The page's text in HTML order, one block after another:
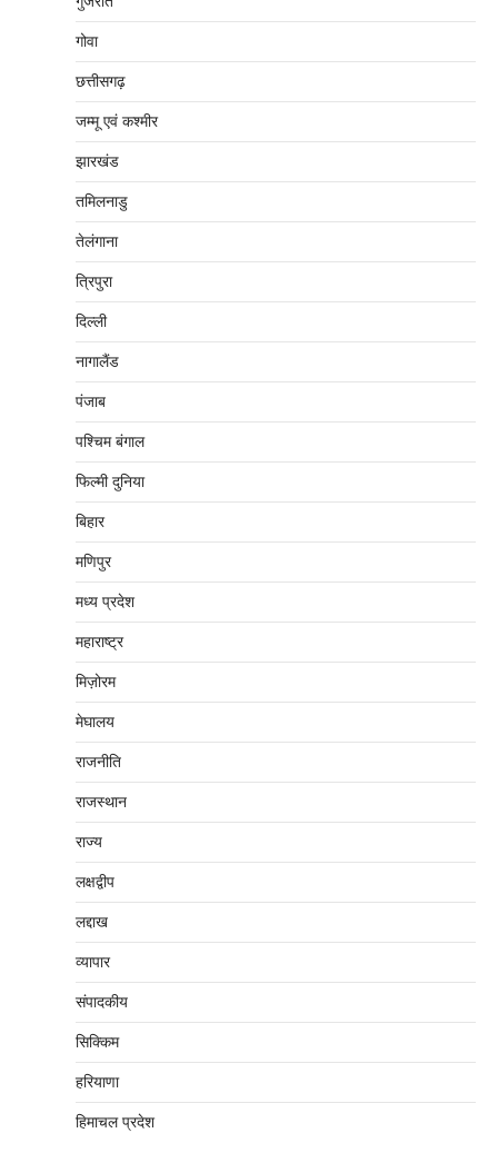
गोवा
छत्तीसगढ़
जम्‍मू एवं कश्‍मीर
झारखंड
तमिलनाडु
तेलंगाना
त्रिपुरा
दिल्‍ली
नागालैंड
पंजाब
पश्चिम बंगाल
फिल्मी दुनिया
बिहार
मणिपुर
मध्‍य प्रदेश
महाराष्‍ट्र
मिज़ोरम
मेघालय
राजनीति
राजस्थान
राज्य
लक्षद्वीप
लद्दाख
व्यापार
संपादकीय
सिक्किम
हरियाणा
हिमाचल प्रदेश